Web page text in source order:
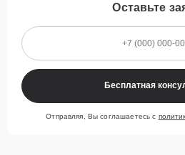
Оставьте
Бесплатная
Отправляя, Вы соглашаетесь с